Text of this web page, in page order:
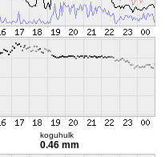
koguhulk
0.46 mm